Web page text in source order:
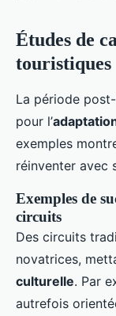
Études de
touristiques
La période
pour l’
exemples
réinventer avec
Exemples de
circuits
Des circuits
novatrices,
culturelle. Par
autrefois